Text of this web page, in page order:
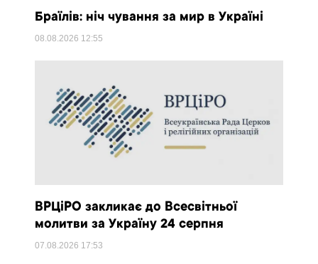
Браїлів: ніч чування за мир в Україні
08.08.2026 12:55
ВРЦіРО закликає до Всесвітньої
молитви за Україну 24 серпня
07.08.2026 17:53